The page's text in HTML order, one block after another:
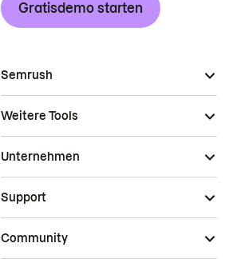
Gratisdemo starten
Semrush
Weitere Tools
Unternehmen
Support
Community